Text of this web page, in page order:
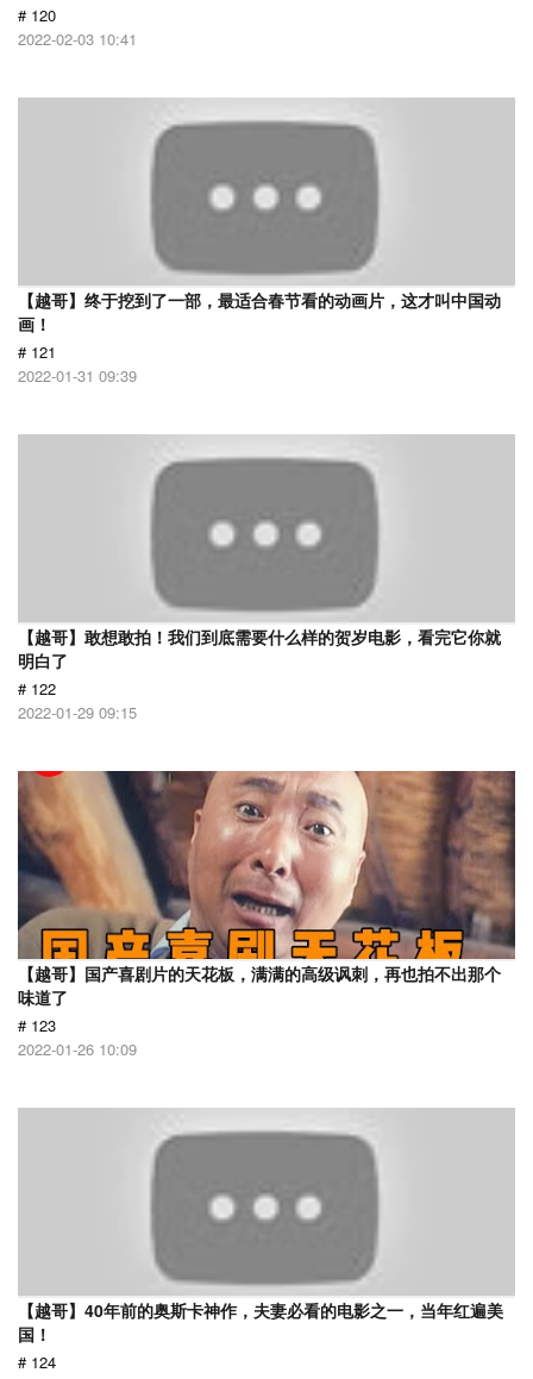
# 120
2022-02-03 10:41
【越哥】终于挖到了一部，最适合春节看的动画片，这才叫中国动
画！
# 121
2022-01-31 09:39
【越哥】敢想敢拍！我们到底需要什么样的贺岁电影，看完它你就
明白了
# 122
2022-01-29 09:15
【越哥】国产喜剧片的天花板，满满的高级讽刺，再也拍不出那个
味道了
# 123
2022-01-26 10:09
【越哥】40年前的奥斯卡神作，夫妻必看的电影之一，当年红遍美
国！
# 124